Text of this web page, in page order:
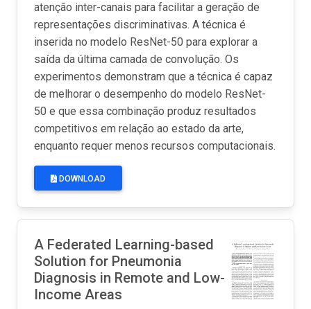
atenção inter-canais para facilitar a geração de
representações discriminativas. A técnica é
inserida no modelo ResNet-50 para explorar a
saída da última camada de convolução. Os
experimentos demonstram que a técnica é capaz
de melhorar o desempenho do modelo ResNet-
50 e que essa combinação produz resultados
competitivos em relação ao estado da arte,
enquanto requer menos recursos computacionais.
DOWNLOAD
A Federated Learning-based
Solution for Pneumonia
Diagnosis in Remote and Low-
Income Areas